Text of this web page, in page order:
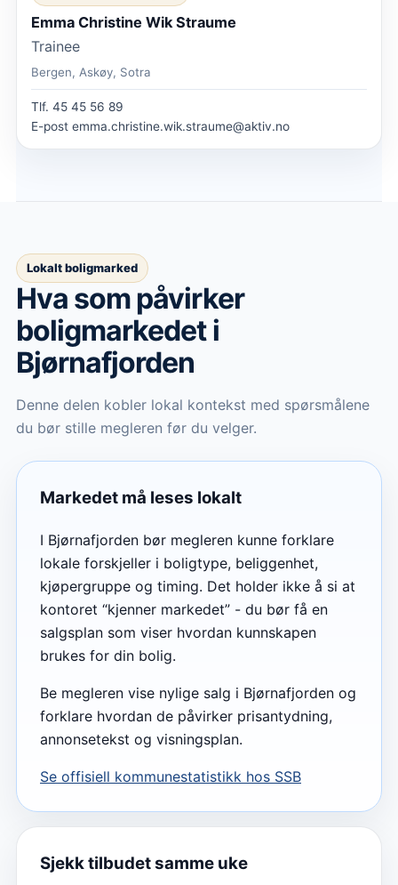
Emma Christine Wik Straume
Trainee
Bergen, Askøy, Sotra
Tlf. 45 45 56 89
E-post emma.christine.wik.straume@aktiv.no
Lokalt boligmarked
Hva som påvirker
boligmarkedeti
Bjørnafjorden
Denne delen kobler lokal kontekst med spørsmålene
du bør stille megleren før du velger.
Markedet må leses lokalt
I Bjørnafjorden bør megleren kunne forklare
lokale forskjeller i boligtype, beliggenhet,
kjøpergruppe og timing. Det holder ikke å si at
kontoret “kjenner markedet” - du bør få en
salgsplan som viser hvordan kunnskapen
brukes for din bolig.
Be megleren vise nylige salg i Bjørnafjorden og
forklare hvordan de påvirker prisantydning,
annonsetekst og visningsplan.
Se offisiell kommunestatistikk hos SSB
Sjekk tilbudet samme uke